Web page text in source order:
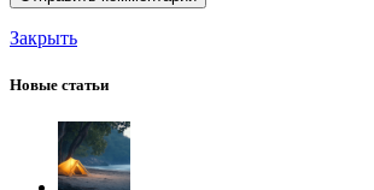
Закрыть
Новые статьи